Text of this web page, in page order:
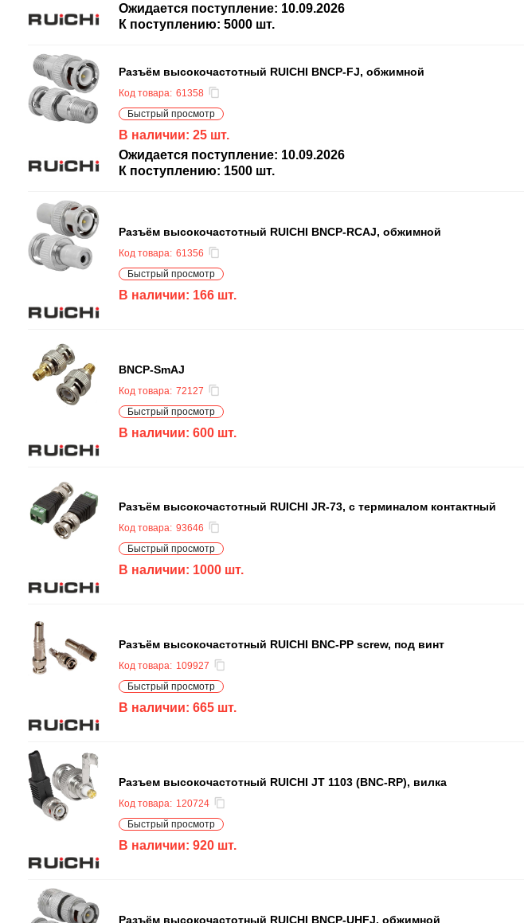
Ожидается поступление: 10.09.2026
К поступлению: 5000 шт.
Разъём высокочастотный RUICHI BNCP-FJ, обжимной
Код товара: 61358
Быстрый просмотр
В наличии: 25 шт.
Ожидается поступление: 10.09.2026
К поступлению: 1500 шт.
Разъём высокочастотный RUICHI BNCP-RCAJ, обжимной
Код товара: 61356
Быстрый просмотр
В наличии: 166 шт.
BNCP-SmAJ
Код товара: 72127
Быстрый просмотр
В наличии: 600 шт.
Разъём высокочастотный RUICHI JR-73, с терминалом контактный
Код товара: 93646
Быстрый просмотр
В наличии: 1000 шт.
Разъём высокочастотный RUICHI BNC-PP screw, под винт
Код товара: 109927
Быстрый просмотр
В наличии: 665 шт.
Разъем высокочастотный RUICHI JT 1103 (BNC-RP), вилка
Код товара: 120724
Быстрый просмотр
В наличии: 920 шт.
Разъём высокочастотный RUICHI BNCP-UHFJ, обжимной